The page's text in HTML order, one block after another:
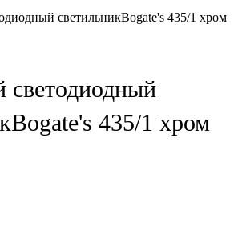
светильникBogate's 435/1 хром
светодиодный
435/1 хром